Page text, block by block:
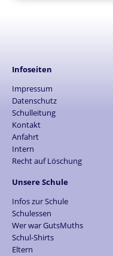
Infoseiten
Impressum
Datenschutz
Schulleitung
Kontakt
Anfahrt
Intern
Recht auf Löschung
Unsere Schule
Infos zur Schule
Schulessen
Wer war GutsMuths
Schul-Shirts
Eltern